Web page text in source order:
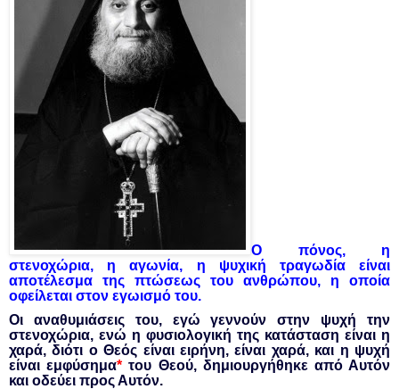
Ο πόνος, η
στενοχώρια, η αγωνία, η ψυχική τραγωδία είναι
αποτέλεσμα της πτώσεως του ανθρώπου, η οποία
οφείλεται στον εγωισμό του.
Οι αναθυμιάσεις του, εγώ γεννούν στην ψυχή την
στενοχώρια, ενώ η φυσιολογική της κατάσταση είναι η
χαρά, διότι ο Θεός είναι ειρήνη, είναι χαρά, και η ψυχή
είναι εμφύσημα* του Θεού, δημιουργήθηκε από Αυτόν
και οδεύει προς Αυτόν.